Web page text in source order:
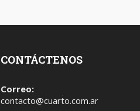
CONTÁCTENOS
Correo:
contacto@cuarto.com.ar